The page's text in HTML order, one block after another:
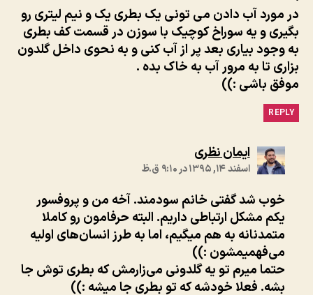
در مورد آب دادن مى تونى یک بطرى یک و نیم لیترى رو
بگیرى و یه سوراخ کوچیک با سوزن در قسمت کف بطرى
به وجود بیارى بعد پر از آب کنى و به نحوى داخل گلدون
بزارى تا به مرور آب به خاک بده .
موفق باشى :))
REPLY
ایمان نظری
اسفند ۱۴, ۱۳۹۵ در ۹:۱۰ ق.ظ
خوب شد گفتی خانم سودمند. آخه من و پروفسور
یکم مشکل ارتباطی داریم. البته حرفامون رو کاملا
متمدنانه به هم میگیم، اما به طرز انسان‌های اولیه
می‌فهمیمشون :))
حتما میرم تو یه گلدونی می‌زارمش که بطری توش جا
بشه. فعلا خودشه که تو بطری جا میشه :))